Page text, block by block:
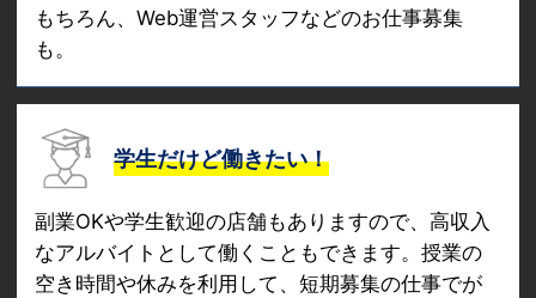
もちろん、Web運営スタッフなどのお仕事募集
も。
学生だけど働きたい！
副業OKや学生歓迎の店舗もありますので、高収入
なアルバイトとして働くこともできます。授業の
空き時間や休みを利用して、短期募集の仕事でが